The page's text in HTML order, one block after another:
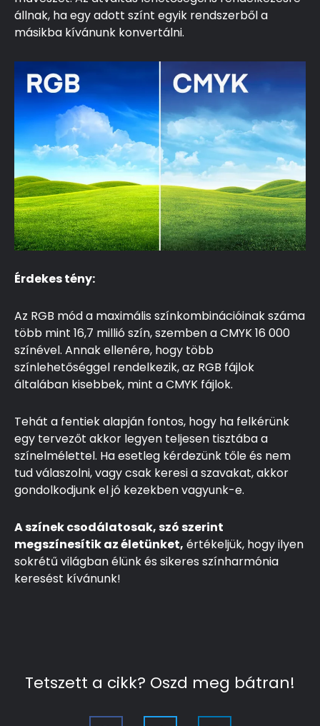
állnak, ha egy adott színt egyik rendszerből a
másikba kívánunk konvertálni.
Érdekes tény:
Az RGB mód a maximális színkombinációinak száma
több mint 16,7 millió szín, szemben a CMYK 16 000
színével. Annak ellenére, hogy több
színlehetőséggel rendelkezik, az RGB fájlok
általában kisebbek, mint a CMYK fájlok.
Tehát a fentiek alapján fontos, hogy ha felkérünk
egy tervezőt akkor legyen teljesen tisztába a
színelmélettel. Ha esetleg kérdezünk tőle és nem
tud válaszolni, vagy csak keresi a szavakat, akkor
gondolkodjunk el jó kezekben vagyunk-e.
A színek csodálatosak, szó szerint
megszínesítik az életünket, értékeljük, hogy ilyen
sokrétű világban élünk és sikeres színharmónia
keresést kívánunk!
Tetszett a cikk? Oszd meg bátran!